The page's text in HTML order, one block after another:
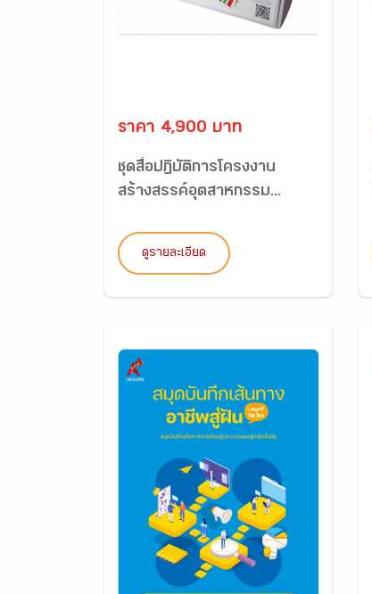
ราคา 4,900 บาท
ชุดสื่อปฏิบัติการโครงงาน
สร้างสรรค์อุตสาหกรรม...
ดูรายละเอียด